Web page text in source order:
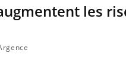
les